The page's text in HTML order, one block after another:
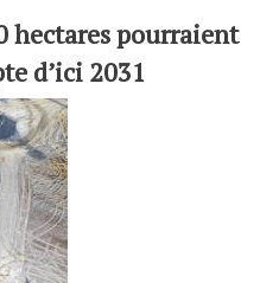
hectares pourraient
d’ici 2031